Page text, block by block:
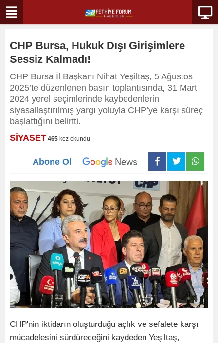
CHP Bursa, Hukuk Dışı Girişimlere
Sessiz Kalmadı!
CHP Bursa İl Başkanı Nihat Yeşiltaş, 5 Ağustos
2025’te düzenlenen basın toplantısında, 31 Mart
2024 yerel seçimlerinde kaybedenlerin
siyasallaştırılmış yargı yoluyla CHP’ye karşı süreç
başlattığını belirtti.
SİYASET 465 kez okundu.
Abone Ol
CHP'nin iktidarın oluşturduğu açlık ve sefalete karşı
mücadelesini sürdüreceğini kaydeden Yeşiltaş,